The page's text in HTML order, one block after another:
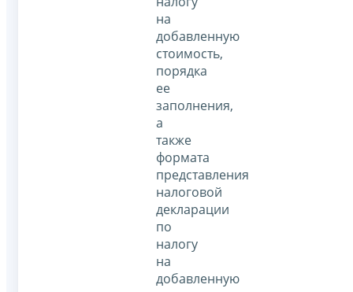
на
добавленную
стоимость,
порядка
ее
заполнения,
а
также
формата
представления
налоговой
декларации
по
налогу
на
добавленную